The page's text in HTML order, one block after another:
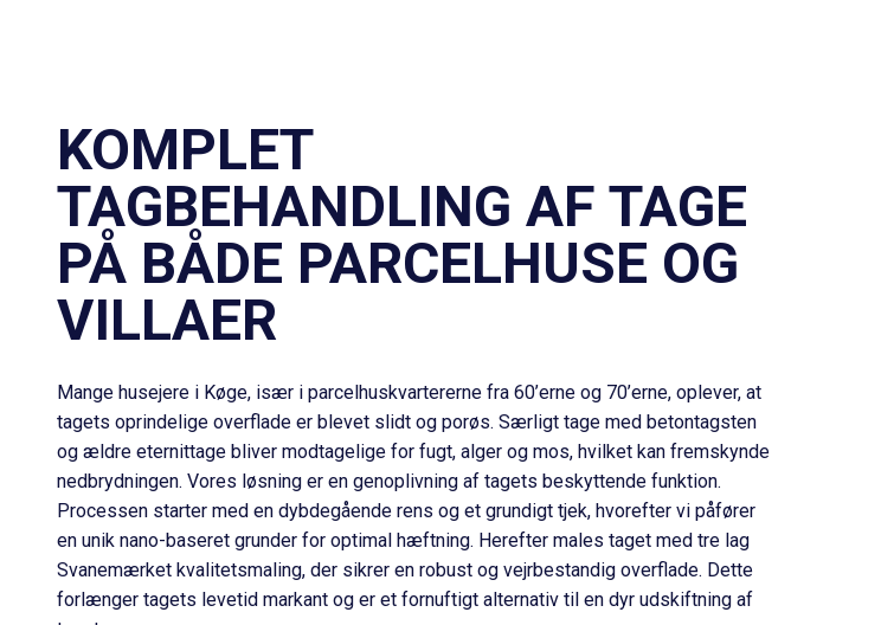
KOMPLET
TAGBEHANDLING AF TAGE
PÅ BÅDE PARCELHUSE OG
VILLAER
Mange husejere i Køge, især i parcelhuskvartererne fra 60’erne og 70’erne, oplever, at
tagets oprindelige overflade er blevet slidt og porøs. Særligt tage med betontagsten
og ældre eternittage bliver modtagelige for fugt, alger og mos, hvilket kan fremskynde
nedbrydningen. Vores løsning er en genoplivning af tagets beskyttende funktion.
Processen starter med en dybdegående rens og et grundigt tjek, hvorefter vi påfører
en unik nano-baseret grunder for optimal hæftning. Herefter males taget med tre lag
Svanemærket kvalitetsmaling, der sikrer en robust og vejrbestandig overflade. Dette
forlænger tagets levetid markant og er et fornuftigt alternativ til en dyr udskiftning af